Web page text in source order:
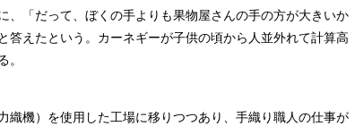
、「だって、ぼくの手よりも果物屋さんの手の方が大きいか
答えたという。カーネギーが子供の頃から人並外れて計算高
。
機）を使用した工場に移りつつあり、手織り職人の仕事が